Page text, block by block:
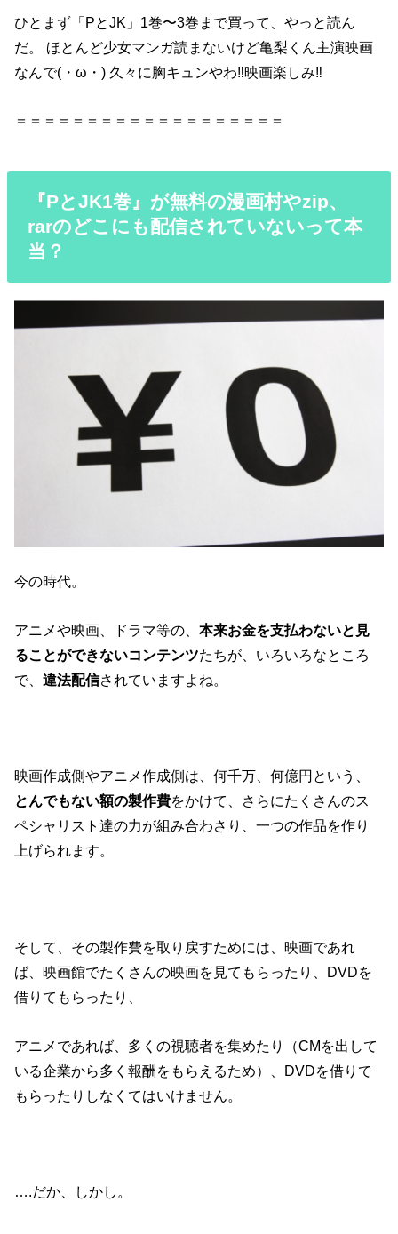
ひとまず「PとJK 」 1巻〜3巻まで買って、やっと読ん
だ。 ほとんど少女マンガ読まないけど亀梨くん主演映画
なんで(・ω・) 久々に胸キュンやわ‼︎映画楽しみ‼︎
＝＝＝＝＝＝＝＝＝＝＝＝＝＝＝＝＝＝＝
『PとJK1巻』が無料の漫画村やzip、
rarのどこにも配信されていないって本
当？
今の時代。
アニメや映画、ドラマ等の、本来お金を支払わないと見
ることができないコンテンツたちが、いろいろなところ
で、違法配信されていますよね。
映画作成側やアニメ作成側は、何千万、何億円という、
とんでもない額の製作費をかけて、さらにたくさんのス
ペシャリスト達の力が組み合わさり、一つの作品を作り
上げられます。
そして、その製作費を取り戻すためには、映画であれ
ば、映画館でたくさんの映画を見てもらったり、DVDを
借りてもらったり、
アニメであれば、多くの視聴者を集めたり（CMを出して
いる企業から多く報酬をもらえるため）、DVDを借りて
もらったりしなくてはいけません。
….だか、しかし。